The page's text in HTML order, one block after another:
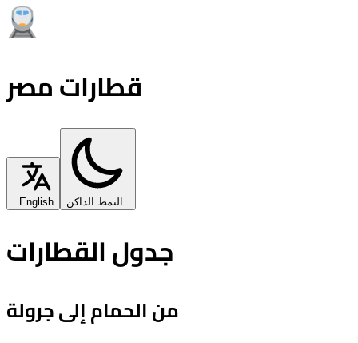
قطارات مصر
English النمط الداكن
جدول القطارات
من الحمام إلى جرولة